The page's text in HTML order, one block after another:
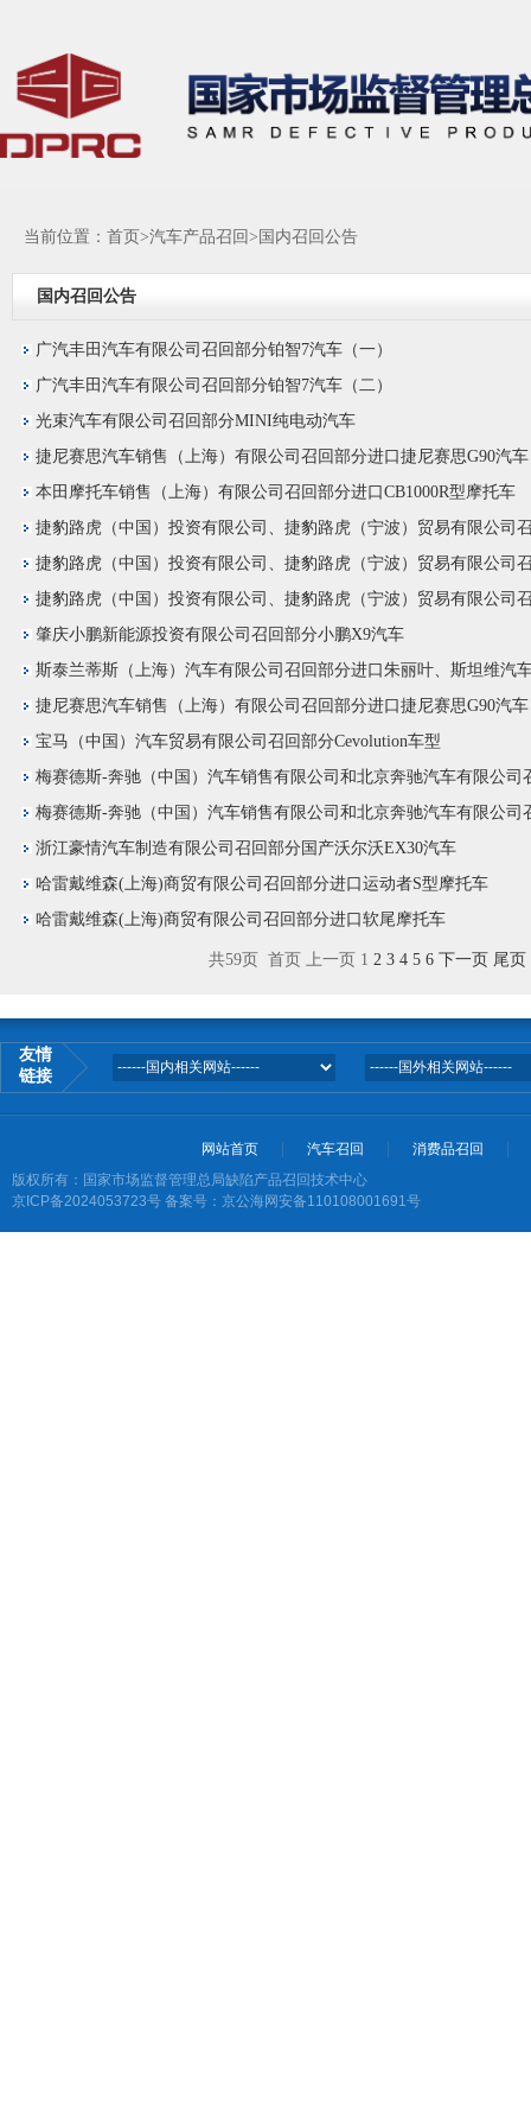
当前位置： 首页 >汽车产品召回> 国内召回公告
国内召回公告
广汽丰田汽车有限公司召回部分铂智7汽车（一）
广汽丰田汽车有限公司召回部分铂智7汽车（二）
光束汽车有限公司召回部分MINI纯电动汽车
捷尼赛思汽车销售（上海）有限公司召回部分进口捷尼赛思G90汽车
本田摩托车销售（上海）有限公司召回部分进口CB1000R型摩托车
捷豹路虎（中国）投资有限公司、捷豹路虎（宁波）贸易有限公司
捷豹路虎（中国）投资有限公司、捷豹路虎（宁波）贸易有限公司
捷豹路虎（中国）投资有限公司、捷豹路虎（宁波）贸易有限公司
肇庆小鹏新能源投资有限公司召回部分小鹏X9汽车
斯泰兰蒂斯（上海）汽车有限公司召回部分进口朱丽叶、斯坦维汽
捷尼赛思汽车销售（上海）有限公司召回部分进口捷尼赛思G90汽车
宝马（中国）汽车贸易有限公司召回部分Cevolution车型
梅赛德斯-奔驰（中国）汽车销售有限公司和北京奔驰汽车有限公司
梅赛德斯-奔驰（中国）汽车销售有限公司和北京奔驰汽车有限公司
浙江豪情汽车制造有限公司召回部分国产沃尔沃EX30汽车
哈雷戴维森(上海)商贸有限公司召回部分进口运动者S型摩托车
哈雷戴维森(上海)商贸有限公司召回部分进口软尾摩托车
共59页 首页 上一页 1 2 3 4 5 6 下一页 尾页
友情
链接
网站首页 汽车召回
消费品召回
版权所有：国家市场监督管理总局缺陷产品召回技术中心
京ICP备2024053723号 备案号：京公海网安备110108001691号